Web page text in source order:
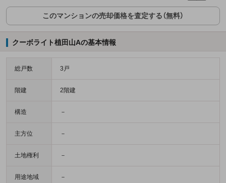
このマンションの売却価格を査定する（無料）
クーボライト植田山Aの基本情報
総戸数 3戸
階建 2階建
構造 －
主方位 －
土地権利 －
用途地域 －